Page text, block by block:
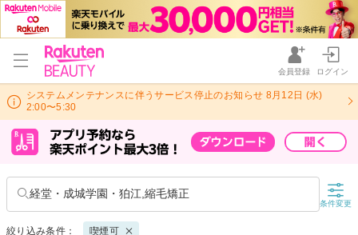
会員登録 ログイン
システムメンテナンスに伴うサービス停止のお知らせ 8月12日 (水)
2:00〜5:30
経堂・成城学園・狛江,縮毛矯正
条件変更
絞り込み条件： 喫煙可